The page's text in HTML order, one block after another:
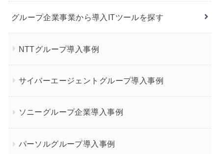
グループ企業事業から導入ITツールを探す
NTTグループ導入事例
サイバーエージェントグループ導入事例
ソニーグループ企業導入事例
パーソルグループ導入事例